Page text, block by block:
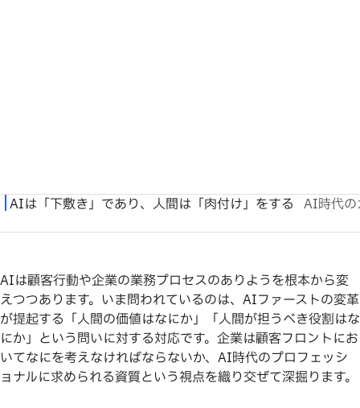
AIは顧客行動や企業の業務プロセスのありようを根本から変
えつつあります。いま問われているのは、AIファーストの変革
が提起する「人間の価値はなにか」「人間が担うべき役割はな
にか」という問いに対する対応です。企業は顧客フロントにお
いてなにを考えなければならないか、AI時代のプロフェッシ
ョナルに求められる資質という視点を織り交ぜて深掘ります。